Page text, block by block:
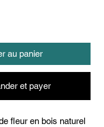
au panier
et payer
fleur en bois naturel